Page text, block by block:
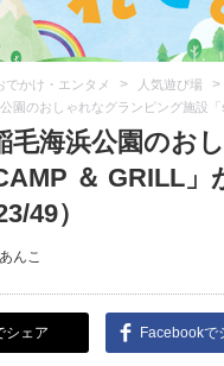
でかけ・エンタメ > 人気遊び場 >
園のおしゃれなグランピング施設
毛海浜公園のお
＆ GRILL」
49）
んこ
シェア Facebookで